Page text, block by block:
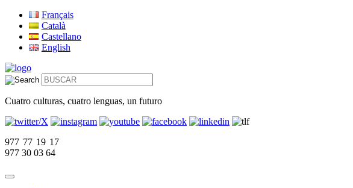
Français
Català
Castellano
English
Cuatro culturas, cuatro lenguas, un futuro
977 77 19 17
977 30 03 64